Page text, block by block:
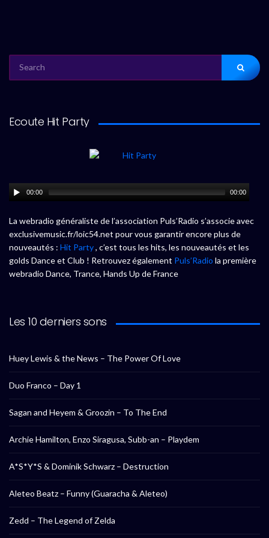
FOR:
Ecoute Hit Party
00:00 00:00
La webradio généraliste de l’association Puls’Radio s’associe avec
exclusivemusic.fr/loic54.net pour vous garantir encore plus de
nouveautés : Hit Party, c’est tous les hits, les nouveautés et les
golds Dance et Club ! Retrouvez également Puls’Radio la première
webradio Dance, Trance, Hands Up de France
Les 10 derniers sons
Huey Lewis & the News – The Power Of Love
Duo Franco – Day 1
Sagan and Heyem & Groozin – To The End
Archie Hamilton, Enzo Siragusa, Subb-an – Playdem
A*S*Y*S & Dominik Schwarz – Destruction
Aleteo Beatz – Funny (Guaracha & Aleteo)
Zedd – The Legend of Zelda